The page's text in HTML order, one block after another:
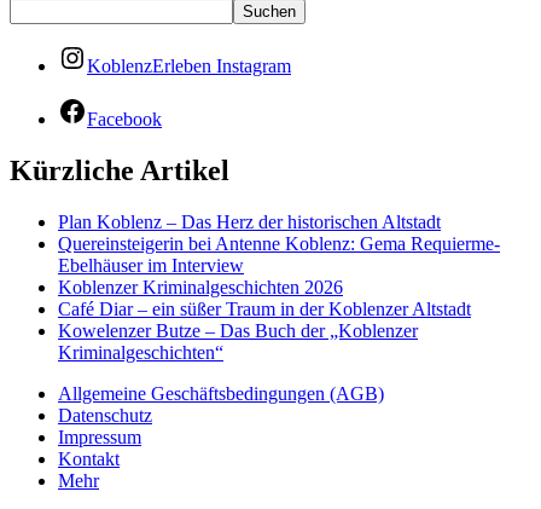
Suchen
KoblenzErleben Instagram
Facebook
Kürzliche Artikel
Plan Koblenz – Das Herz der historischen Altstadt
Quereinsteigerin bei Antenne Koblenz: Gema Requierme-
Ebelhäuser im Interview
Koblenzer Kriminalgeschichten 2026
Café Diar – ein süßer Traum in der Koblenzer Altstadt
Kowelenzer Butze – Das Buch der „Koblenzer
Kriminalgeschichten“
Allgemeine Geschäftsbedingungen (AGB)
Datenschutz
Impressum
Kontakt
Mehr